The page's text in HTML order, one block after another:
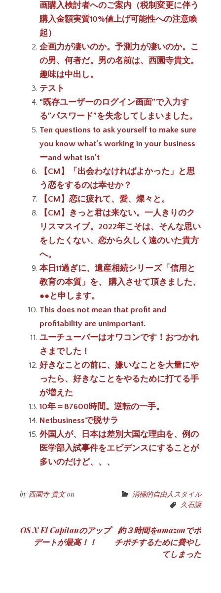
画購入検討者へのご案内（税制変更に伴う
購入金額実質10%値上げ可能性への注意喚
起）
企画力が凄いのか。予測力が凄いのか。こ
の男、何者だ。男の名前は、西園寺貴文。
趣味は中出し。
テスト
“既存ユーザーのログイン画面”で入力す
る”パスワード”を失念してしまいました。
Ten questions to ask yourself to make sure
you know what’s working in your business
ーand what isn’t
【CM】「出会わなければよかった」と思
う恋をするのは幸せか？
【CM】恋に疲れて、愛、燦々と。
【CM】きっと君は来ない。一人きりのク
リスマスイブ。2022年こそは、そんな思い
をしたくない、恋から久しく遠のいた貴方
へ。
本日11過ぎに、遺産相続シリーズ「信用と
教育の本質」を、 購入させて頂きました、
●●と申します。
This does not mean that profit and
profitability are unimportant.
ユーチューバーはオワコンです！おつかれ
さまでした！
好きなことの前に、嫌いなことを大量にや
ったら、好きなことをやるために打てる手
が増えた
10年＝87600時間。逆転の一手。
Netbusinessで脱サラ
外国人が、日本は差別大国な理由を、例の
医学部入試事件をエビデンスにすることが
多いのだけど、、、
by 西園寺 貴文on
消極的自由人スタイル
久石譲
投
OS X El Capitanのアップ
デートが最高！！
約３時間をamazonでポ
チポチするために費やし
てしまった